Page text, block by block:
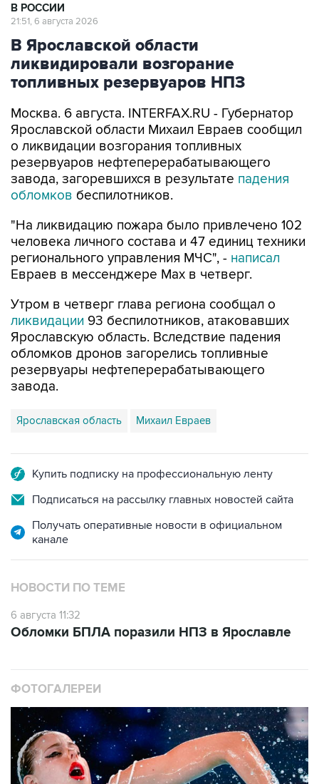
В РОССИИ
21:51, 6 августа 2026
В Ярославской области
ликвидировали возгорание
топливных резервуаров НПЗ
Москва. 6 августа. INTERFAX.RU - Губернатор
Ярославской области Михаил Евраев сообщил
о ликвидации возгорания топливных
резервуаров нефтеперерабатывающего
завода, загоревшихся в результате падения
обломков беспилотников.
"На ликвидацию пожара было привлечено 102
человека личного состава и 47 единиц техники
регионального управления МЧС", - написал
Евраев в мессенджере Мах в четверг.
Утром в четверг глава региона сообщал о
ликвидации 93 беспилотников, атаковавших
Ярославскую область. Вследствие падения
обломков дронов загорелись топливные
резервуары нефтеперерабатывающего
завода.
Ярославская область Михаил Евраев
Купить подписку на профессиональную ленту
Подписаться на рассылку главных новостей сайта
Получать оперативные новости в официальном
канале
НОВОСТИ ПО ТЕМЕ
6 августа 11:32
Обломки БПЛА поразили НПЗ в Ярославле
ФОТОГАЛЕРЕИ